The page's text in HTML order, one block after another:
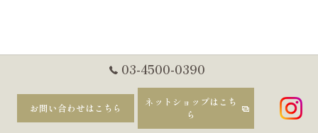
03-4500-0390
お問い合わせはこちら
ネットショップはこち
ら